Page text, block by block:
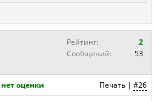
Рейтинг:
2
Сообщений:
53
Печать | #26
нет оценки